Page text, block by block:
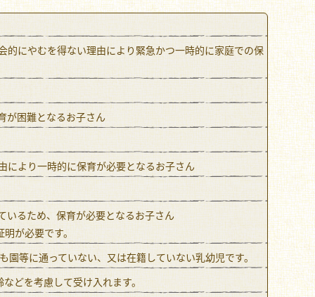
にやむを得ない理由により緊急かつ一時的に家庭での保
が困難となるお子さん
により一時的に保育が必要となるお子さん
いるため、保育が必要となるお子さん
が必要です。
等に通っていない、又は在籍していない乳幼児です。
どを考慮して受け入れます。